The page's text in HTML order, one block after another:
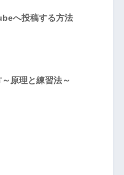
へ投稿する方法
原理と練習法～